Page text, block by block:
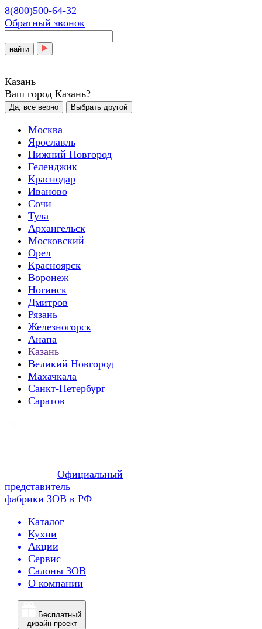
8(800)500-64-32
Обратный звонок
найти
Казань
Ваш город Казань?
Да, все верно Выбрать другой
Москва
Ярославль
Нижний Новгород
Геленджик
Краснодар
Иваново
Сочи
Тула
Архангельск
Московский
Орел
Красноярск
Воронеж
Ногинск
Дмитров
Рязань
Железногорск
Анапа
Казань
Великий Новгород
Махачкала
Санкт-Петербург
Саратов
Официальный
представитель
фабрики ЗОВ в РФ
Каталог
Кухни
Акции
Сервис
Салоны ЗОВ
О компании
Бесплатный
дизайн-проект